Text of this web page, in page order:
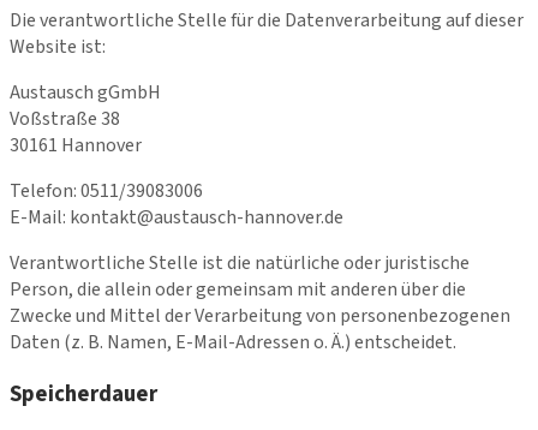
Die verantwortliche Stelle für die Datenverarbeitung auf dieser
Website ist:
Austausch gGmbH
Voßstraße 38
30161 Hannover
Telefon: 0511/39083006
E-Mail: kontakt@austausch-hannover.de
Verantwortliche Stelle ist die natürliche oder juristische
Person, die allein oder gemeinsam mit anderen über die
Zwecke und Mittel der Verarbeitung von personenbezogenen
Daten (z. B. Namen, E-Mail-Adressen o. Ä.) entscheidet.
Speicherdauer